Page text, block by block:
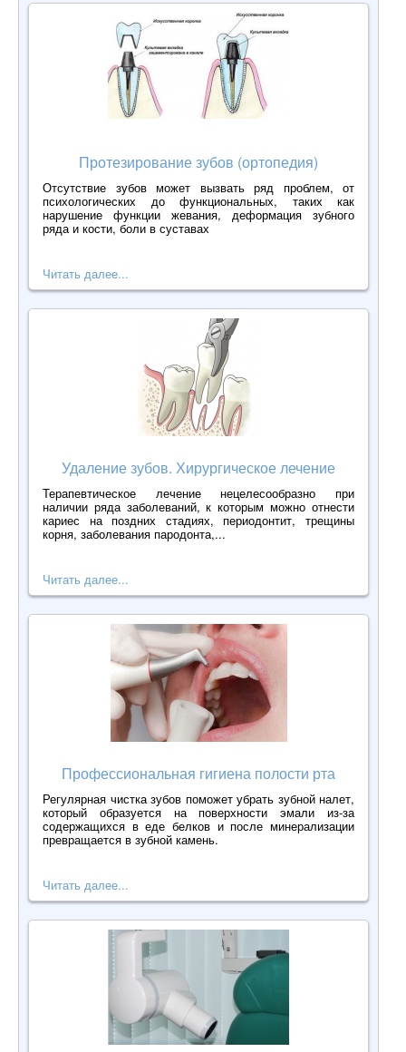
Протезирование зубов (ортопедия)
Отсутствие зубов может вызвать ряд проблем, от
психологических до функциональных, таких как
нарушение функции жевания, деформация зубного
ряда и кости, боли в суставах
Читать далее...
Удаление зубов. Хирургическое лечение
Терапевтическое лечение нецелесообразно при
наличии ряда заболеваний, к которым можно отнести
кариес на поздних стадиях, периодонтит, трещины
корня, заболевания пародонта,...
Читать далее...
Профессиональная гигиена полости рта
Регулярная чистка зубов поможет убрать зубной налет,
который образуется на поверхности эмали из-за
содержащихся в еде белков и после минерализации
превращается в зубной камень.
Читать далее...